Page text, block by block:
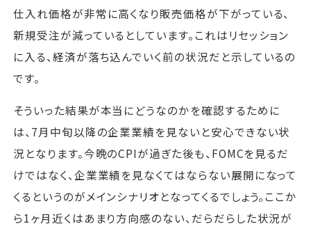
仕入れ価格が非常に高くなり販売価格が下がっている、
新規受注が減っているとしています。これはリセッション
に入る、経済が落ち込んでいく前の状況だと示しているの
です。
そういった結果が本当にどうなのかを確認するために
は、7月中旬以降の企業業績を見ないと安心できない状
況となります。今晩のCPIが過ぎた後も、FOMCを見るだ
けではなく、企業業績を見なくてはならない展開になって
くるというのがメインシナリオとなってくるでしょう。ここか
ら1ヶ月近くはあまり方向感のない、だらだらした状況が